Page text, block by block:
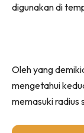
digunakan di
Oleh yang
mengetahui
memasuki radius